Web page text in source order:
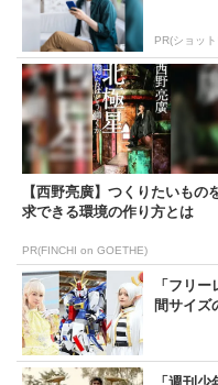
PR(ショッ
【西野亮廣】つくりたいもの
求できる環境の作り方とは
PR(FINCHI on GOETHE)
「フリ
間サイズ